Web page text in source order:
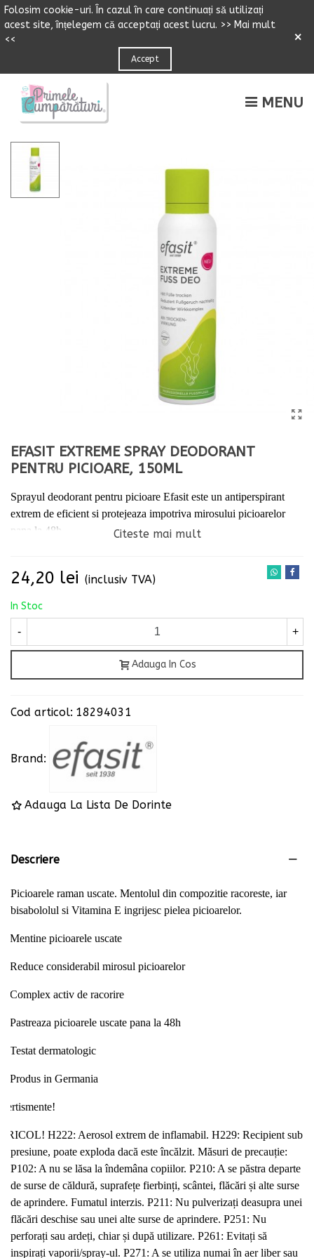
Folosim cookie-uri. n cazulîn care continuați să utilizați
acest site,înțelegem că acceptați acest lucru. >> Mai mult
<<
Accept
×
MENU
EFASIT EXTREME SPRAY DEODORANT
PENTRU PICIOARE, 150ML
Sprayul deodorant pentru picioare Efasit este un antiperspirant
extrem de eficient si protejeaza impotriva mirosului picioarelor
pana la 48h.
Citeste mai mult
24,20 lei (inclusiv TVA)
In Stoc
- +
Adauga In Cos
Cod articol: 18294031
Brand:
Adauga La Lista De Dorinte
Descriere
Picioarele raman uscate. Mentolul din compozitie racoreste, iar
bisabololul si Vitamina E ingrijesc pielea picioarelor.
Mentine picioarele uscate
Reduce considerabil mirosul picioarelor
Complex activ de racorire
Pastreaza picioarele uscate pana la 48h
Testat dermatologic
Produs in Germania
H222: Aerosol extrem de inflamabil. H229: Recipient sub
presiune, poate exploda dacă este încălzit. Măsuri de precauție:
P102: A nu se lăsa la îndemâna copiilor. P210: A se păstra departe
de surse de căldură, suprafețe fierbinți, scântei, flăcări și alte surse
de aprindere. Fumatul interzis. P211: Nu pulverizați deasupra unei
flăcări deschise sau unei alte surse de aprindere. P251: Nu
perforați sau ardeți, chiar și după utilizare. P261: Evitați să
inspirați vaporii/spray-ul. P271: A se utiliza numai în aer liber sau